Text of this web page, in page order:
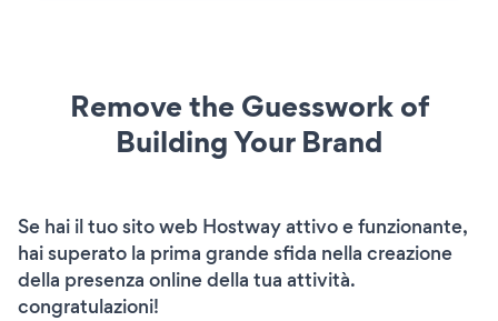
Remove the Guesswork of
Building Your Brand
Se hai il tuo sito web Hostway attivo e funzionante,
hai superato la prima grande sfida nella creazione
della presenza online della tua attività.
congratulazioni!